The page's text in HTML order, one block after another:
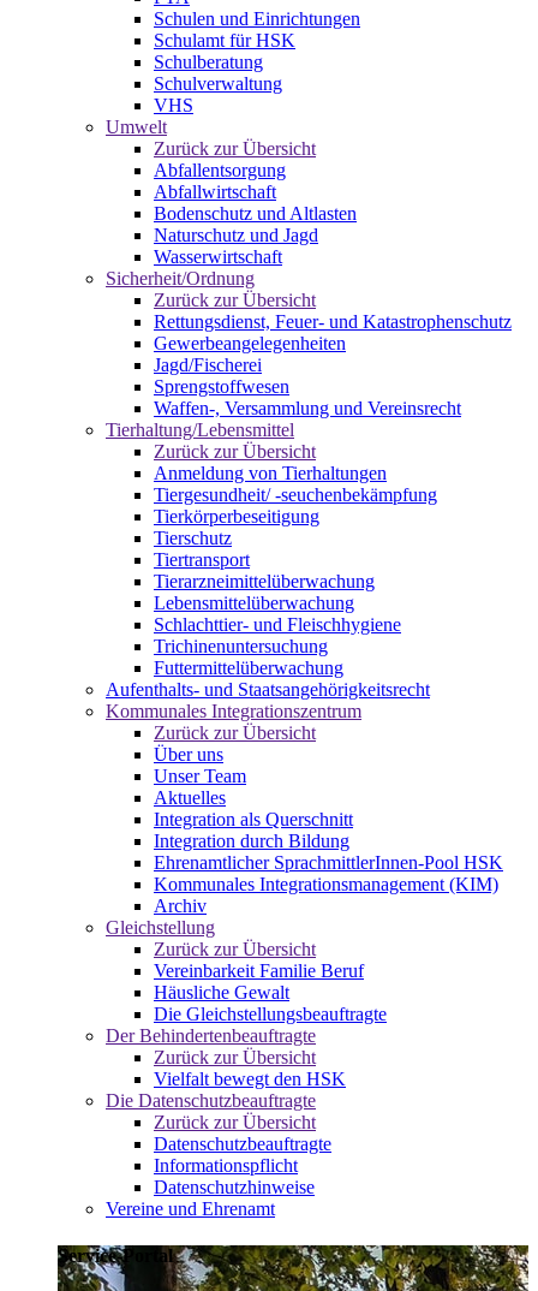
Schulen und Einrichtungen
Schulamt für HSK
Schulberatung
Schulverwaltung
VHS
Umwelt
Zurück zur Übersicht
Abfallentsorgung
Abfallwirtschaft
Bodenschutz und Altlasten
Naturschutz und Jagd
Wasserwirtschaft
Sicherheit/Ordnung
Zurück zur Übersicht
Rettungsdienst, Feuer- und Katastrophenschutz
Gewerbeangelegenheiten
Jagd/Fischerei
Sprengstoffwesen
Waffen-, Versammlung und Vereinsrecht
Tierhaltung/Lebensmittel
Zurück zur Übersicht
Anmeldung von Tierhaltungen
Tiergesundheit/ -seuchenbekämpfung
Tierkörperbeseitigung
Tierschutz
Tiertransport
Tierarzneimittelüberwachung
Lebensmittelüberwachung
Schlachttier- und Fleischhygiene
Trichinenuntersuchung
Futtermittelüberwachung
Aufenthalts- und Staatsangehörigkeitsrecht
Kommunales Integrationszentrum
Zurück zur Übersicht
Über uns
Unser Team
Aktuelles
Integration als Querschnitt
Integration durch Bildung
Ehrenamtlicher SprachmittlerInnen-Pool HSK
Kommunales Integrationsmanagement (KIM)
Archiv
Gleichstellung
Zurück zur Übersicht
Vereinbarkeit Familie Beruf
Häusliche Gewalt
Die Gleichstellungsbeauftragte
Der Behindertenbeauftragte
Zurück zur Übersicht
Vielfalt bewegt den HSK
Die Datenschutzbeauftragte
Zurück zur Übersicht
Datenschutzbeauftragte
Informationspflicht
Datenschutzhinweise
Vereine und Ehrenamt
Service-Portal